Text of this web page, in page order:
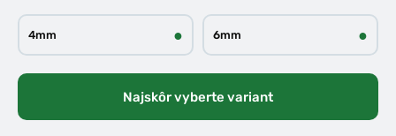
4mm ● 6mm ●
Najskôr vyberte variant